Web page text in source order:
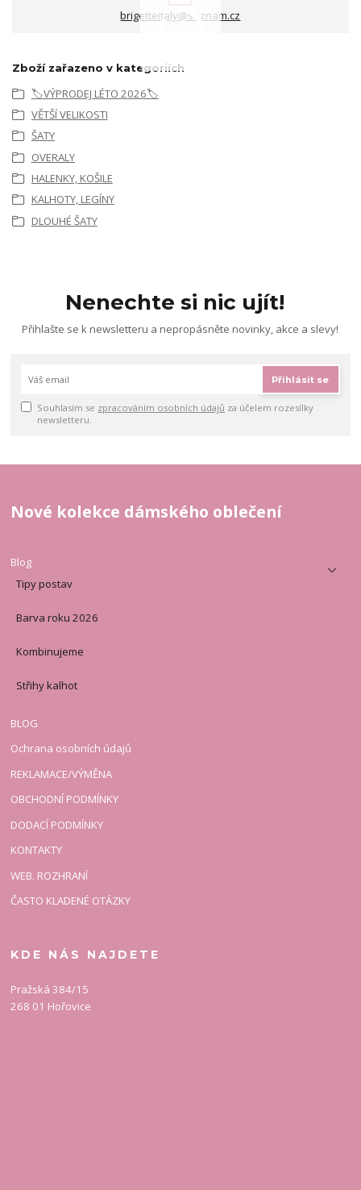
brigetteitaly@seznam.cz
Zboží zařazeno v kategoriích
🏷️VÝPRODEJ LÉTO 2026🏷️
VĚTŠÍ VELIKOSTI
ŠATY
OVERALY
HALENKY, KOŠILE
KALHOTY, LEGÍNY
DLOUHÉ ŠATY
Nenechte si nic ujít!
Přihlašte se k newsletteru a nepropásněte novinky, akce a slevy!
Přihlásit se
Souhlasím se zpracováním osobních údajů za účelem rozesílky
newsletteru.
Nové kolekce dámského oblečení
Blog
Tipy postav
Barva roku 2026
Kombinujeme
Střihy kalhot
BLOG
Ochrana osobních údajů
REKLAMACE/VÝMĚNA
OBCHODNÍ PODMÍNKY
DODACÍ PODMÍNKY
KONTAKTY
WEB. ROZHRANÍ
ČASTO KLADENÉ OTÁZKY
KDE NÁS NAJDETE
Pražská 384/15
268 01 Hořovice